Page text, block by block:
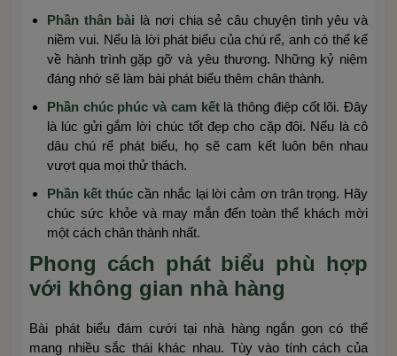
Phần thân bài là nơi chia sẻ câu chuyện tình yêu và
niềm vui. Nếu là lời phát biểu của chú rể, anh có thể kể
về hành trình gặp gỡ và yêu thương. Những kỷ niệm
đáng nhớ sẽ làm bài phát biểu thêm chân thành.
Phần chúc phúc và cam kếtlà thông điệp cốt lõi. Đây
là lúc gửi gắm lời chúc tốt đẹp cho cặp đôi. Nếu là cô
dâu chú rể phát biểu, họ sẽ cam kết luôn bên nhau
vượt qua mọi thử thách.
Phần kết thúc cần nhắc lại lời cảm ơn trân trọng. Hãy
chúc sức khỏe và may mắn đến toàn thể khách mời
một cách chân thành nhất.
Phong cách phát biểu phù hợp
với không gian nhà hàng
Bài phát biểu đám cưới tại nhà hàng ngắn gọn có thể
mang nhiều sắc thái khác nhau. Tùy vào tính cách của